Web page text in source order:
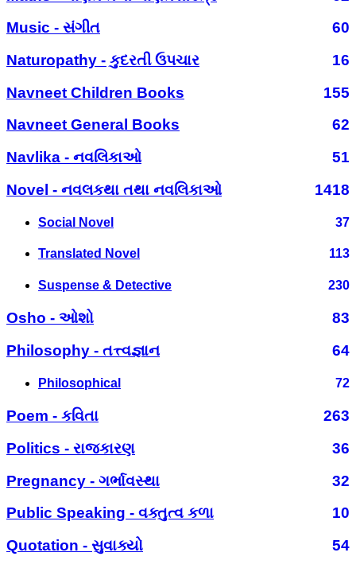
Music - સંગીત
60
Naturopathy - કુદરતી ઉપચાર
16
Navneet Children Books
155
Navneet General Books
62
Navlika - નવલિકાઓ
51
Novel - નવલકથા તથા નવલિકાઓ
1418
Social Novel 37
Translated Novel 113
Suspense & Detective 230
Osho - ઓશો
83
Philosophy - તત્ત્વજ્ઞાન
64
Philosophical 72
Poem - કવિતા
263
Politics - રાજકારણ
36
Pregnancy - ગર્ભાવસ્થા
32
Public Speaking - વક્તુત્વ કળા
10
Quotation - સુવાક્યો
54